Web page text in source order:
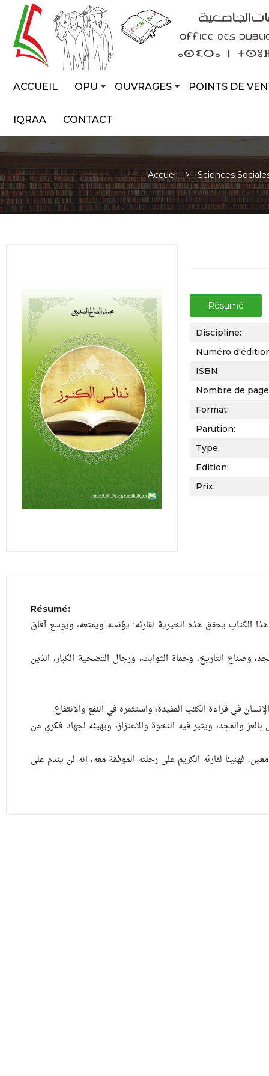
ACCUEIL OPU OUVRAGES POINTS DE
IQRAA CONTACT
Accueil Sciences
Résumé
Discipline:
Numéro
ISBN:
Nombre de
Format:
Parution:
Type:
Edition:
Prix:
Résumé:
الكتاب يحقق هذه الخيرية لقارئه: يؤنسه ويمتعه، ويوسع آفاق
وصناع التاريخ، وحماة الثوابت، ورجال التضحية الكبار، الذين
في قراءة الكتب المفيدة، واستثمره في النفع والانتفاع.
والمجد، ويثير فيه النخوة والاعتزاز، ويهيئه لجهاد فكري من
فهنيئا لقارئه الكريم على رحلته الموفقة معه، إنه لن يندم على